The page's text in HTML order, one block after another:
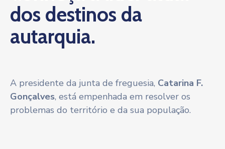
dos destinos da
autarquia.
A presidente da junta de freguesia, Catarina F.
Gonçalves, está empenhada em resolver os
problemas do território e da sua população.